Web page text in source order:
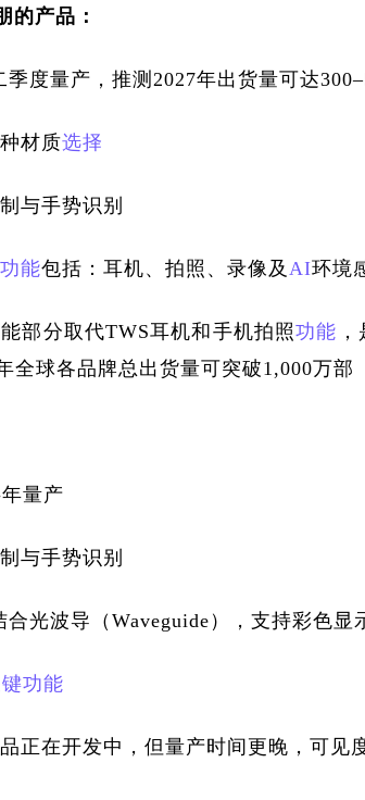
的产品：
季度量产，推测2027年出货量可达
材质选择
与手势识别
功能包括：耳机、拍照、录像及 AI环境
部分取代TWS耳机和手机拍照功能
全球各品牌总出货量可突破1,000万部
量产
与手势识别
合光波导（Waveguide），支持彩色显
功能
正在开发中，但量产时间更晚，可见